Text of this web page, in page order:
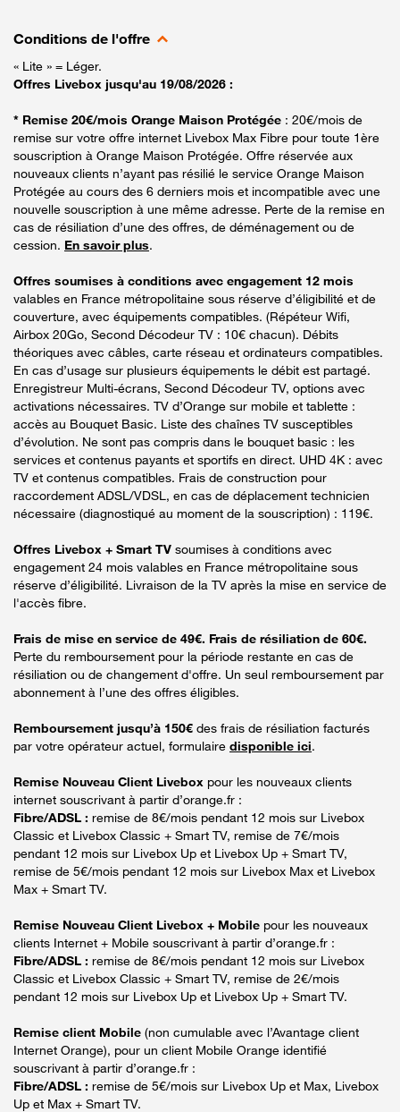
Conditions de l'offre
« Lite » = Léger.
Offres Livebox jusqu'au 19/08/2026 :
* Remise 20€/mois Orange Maison Protégée : 20€/mois de
remise sur votre offre internet Livebox Max Fibre pour toute 1ère
souscription à Orange Maison Protégée. Offre réservée aux
nouveaux clients n’ayant pas résilié le service Orange Maison
Protégée au cours des 6 derniers mois et incompatible avec une
nouvelle souscription à une même adresse. Perte de la remise en
cas de résiliation d’une des offres, de déménagement ou de
cession. En savoir plus.
Offres soumises à conditions avec engagement 12 mois
valables en France métropolitaine sous réserve d’éligibilité et de
couverture, avec équipements compatibles. (Répéteur Wifi,
Airbox 20Go, Second Décodeur TV : 10€ chacun). Débits
théoriques avec câbles, carte réseau et ordinateurs compatibles.
En cas d’usage sur plusieurs équipements le débit est partagé.
Enregistreur Multi-écrans, Second Décodeur TV, options avec
activations nécessaires. TV d’Orange sur mobile et tablette :
accès au Bouquet Basic. Liste des chaînes TV susceptibles
d’évolution. Ne sont pas compris dans le bouquet basic : les
services et contenus payants et sportifs en direct. UHD 4K : avec
TV et contenus compatibles. Frais de construction pour
raccordement ADSL/VDSL, en cas de déplacement technicien
nécessaire (diagnostiqué au moment de la souscription) : 119€.
Offres Livebox + Smart TV soumises à conditions avec
engagement 24 mois valables en France métropolitaine sous
réserve d’éligibilité. Livraison de la TV après la mise en service de
l'accès fibre.
Frais de mise en service de 49€. Frais de résiliation de 60€.
Perte du remboursement pour la période restante en cas de
résiliation ou de changement d'offre. Un seul remboursement par
abonnement à l’une des offres éligibles.
Remboursement jusqu’à 150€ des frais de résiliation facturés
par votre opérateur actuel, formulaire disponible ici.
Remise Nouveau Client Livebox pour les nouveaux clients
internet souscrivant à partir d’orange.fr :
Fibre/ADSL : remise de 8€/mois pendant 12 mois sur Livebox
Classic et Livebox Classic + Smart TV, remise de 7€/mois
pendant 12 mois sur Livebox Up et Livebox Up + Smart TV,
remise de 5€/mois pendant 12 mois sur Livebox Max et Livebox
Max + Smart TV.
Remise Nouveau Client Livebox + Mobile pour les nouveaux
clients Internet + Mobile souscrivant à partir d’orange.fr :
Fibre/ADSL : remise de 8€/mois pendant 12 mois sur Livebox
Classic et Livebox Classic + Smart TV, remise de 2€/mois
pendant 12 mois sur Livebox Up et Livebox Up + Smart TV.
Remise client Mobile (non cumulable avec l’Avantage client
Internet Orange), pour un client Mobile Orange identifié
souscrivant à partir d’orange.fr :
Fibre/ADSL : remise de 5€/mois sur Livebox Up et Max, Livebox
Up et Max + Smart TV.